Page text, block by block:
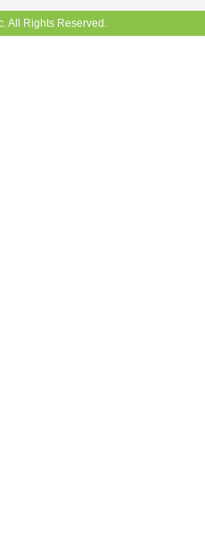
All Rights Reserved.